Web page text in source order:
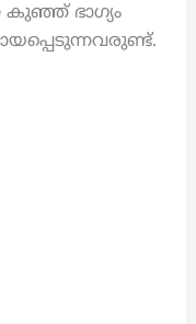
കുഞ്ഞ് ഭാഗ്യം